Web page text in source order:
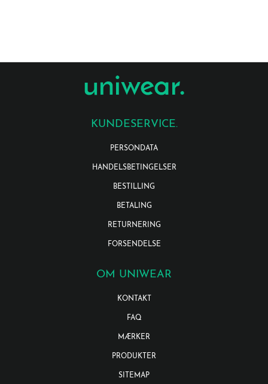
KUNDESERVICE.
PERSONDATA
HANDELSBETINGELSER
BESTILLING
BETALING
RETURNERING
FORSENDELSE
OM UNIWEAR
KONTAKT
FAQ
MÆRKER
PRODUKTER
SITEMAP